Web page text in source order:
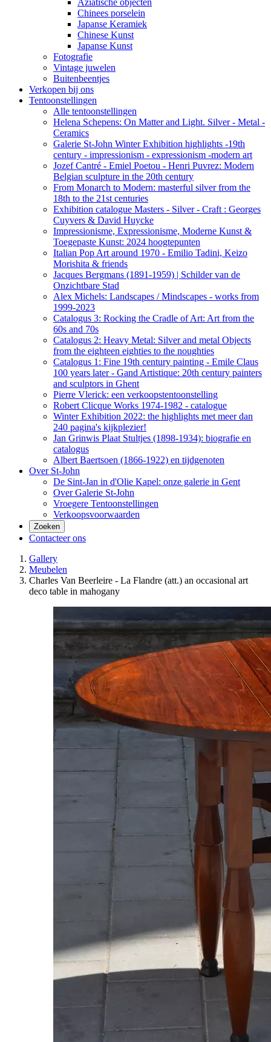
Aziatische objecten
Chinees porselein
Japanse Keramiek
Chinese Kunst
Japanse Kunst
Fotografie
Vintage juwelen
Buitenbeentjes
Verkopen bij ons
Tentoonstellingen
Alle tentoonstellingen
Helena Schepens: On Matter and Light. Silver - Metal -
Ceramics
Galerie St-John Winter Exhibition highlights -19th
century - impressionism - expressionism -modern art
Jozef Cantré - Emiel Poetou - Henri Puvrez: Modern
Belgian sculpture in the 20th century
From Monarch to Modern: masterful silver from the
18th to the 21st centuries
Exhibition catalogue Masters - Silver - Craft : Georges
Cuyvers & David Huycke
Impressionisme, Expressionisme, Moderne Kunst &
Toegepaste Kunst: 2024 hoogtepunten
Italian Pop Art around 1970 - Emilio Tadini, Keizo
Morishita & friends
Jacques Bergmans (1891-1959) | Schilder van de
Onzichtbare Stad
Alex Michels: Landscapes / Mindscapes - works from
1999-2023
Catalogus 3: Rocking the Cradle of Art: Art from the
60s and 70s
Catalogus 2: Heavy Metal: Silver and metal Objects
from the eighteen eighties to the noughties
Catalogus 1: Fine 19th century painting - Emile Claus
100 years later - Gand Artistique: 20th century painters
and sculptors in Ghent
Pierre Vlerick: een verkoopstentoonstelling
Robert Clicque Works 1974-1982 - catalogue
Winter Exhibition 2022: the highlights met meer dan
240 pagina's kijkplezier!
Jan Grinwis Plaat Stultjes (1898-1934): biografie en
catalogus
Albert Baertsoen (1866-1922) en tijdgenoten
Over St-John
De Sint-Jan in d'Olie Kapel: onze galerie in Gent
Over Galerie St-John
Vroegere Tentoonstellingen
Verkoopsvoorwaarden
Zoeken
Contacteer ons
Gallery
Meubelen
Charles Van Beerleire - La Flandre (att.) an occasional art
deco table in mahogany